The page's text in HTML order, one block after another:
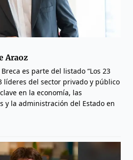
Araoz
es parte del listado “Los 23
líderes del sector privado y público
en la economía, las
y la administración del Estado en